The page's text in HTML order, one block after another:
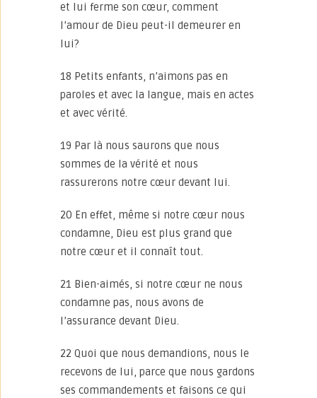
et lui ferme son cœur, comment
l’amour de Dieu peut-il demeurer en
lui?
18 Petits enfants, n’aimons pas en
paroles et avec la langue, mais en actes
et avec vérité.
19 Par là nous saurons que nous
sommes de la vérité et nous
rassurerons notre cœur devant lui.
20 En effet, même si notre cœur nous
condamne, Dieu est plus grand que
notre cœur et il connaît tout.
21 Bien-aimés, si notre cœur ne nous
condamne pas, nous avons de
l’assurance devant Dieu.
22 Quoi que nous demandions, nous le
recevons de lui, parce que nous gardons
ses commandements et faisons ce qui